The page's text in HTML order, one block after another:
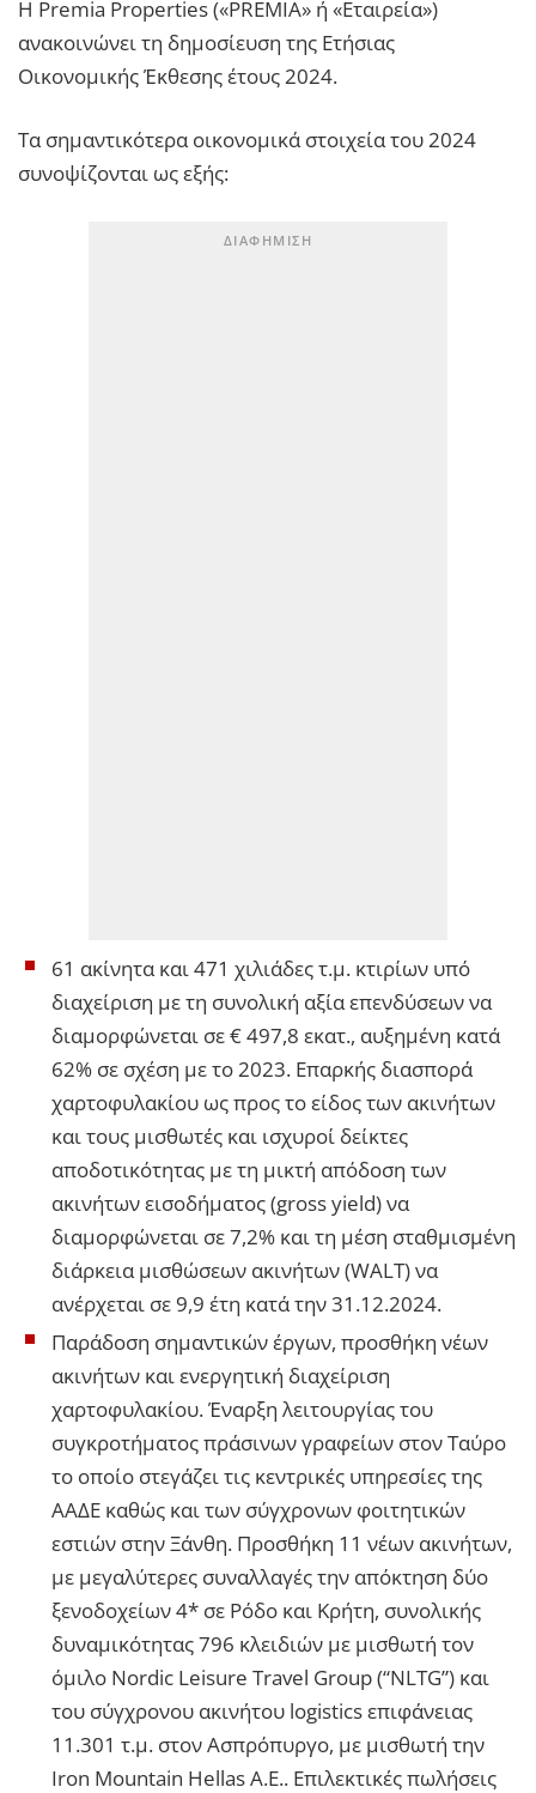
Η Premia Properties («PREMIA» ή «Εταιρεία»)
ανακοινώνει τη δημοσίευση της Ετήσιας
Οικονομικής Έκθεσης έτους 2024.
Τα σημαντικότερα οικονομικά στοιχεία του 2024
συνοψίζονται ως εξής:
61 ακίνητα και 471 χιλιάδες τ.μ. κτιρίων υπό
διαχείριση με τη συνολική αξία επενδύσεων να
διαμορφώνεται σε € 497,8 εκατ., αυξημένη κατά
62% σε σχέση με το 2023. Επαρκής διασπορά
χαρτοφυλακίου ως προς το είδος των ακινήτων
και τους μισθωτές και ισχυροί δείκτες
αποδοτικότητας με τη μικτή απόδοση των
ακινήτων εισοδήματος (gross yield) να
διαμορφώνεται σε 7,2% και τη μέση σταθμισμένη
διάρκεια μισθώσεων ακινήτων (WALT) να
ανέρχεται σε 9,9 έτη κατά την 31.12.2024.
Παράδοση σημαντικών έργων, προσθήκη νέων
ακινήτων και ενεργητική διαχείριση
χαρτοφυλακίου. Έναρξη λειτουργίας του
συγκροτήματος πράσινων γραφείων στον Ταύρο
το οποίο στεγάζει τις κεντρικές υπηρεσίες της
ΑΑΔΕ καθώς και των σύγχρονων φοιτητικών
εστιών στην Ξάνθη. Προσθήκη 11 νέων ακινήτων,
με μεγαλύτερες συναλλαγές την απόκτηση δύο
ξενοδοχείων 4* σε Ρόδο και Κρήτη, συνολικής
δυναμικότητας 796 κλειδιών με μισθωτή τον
όμιλο Nordic Leisure Travel Group (“NLTG”) και
του σύγχρονου ακινήτου logistics επιφάνειας
11.301 τ.μ. στον Ασπρόπυργο, με μισθωτή την
Iron Mountain Hellas A.E.. Επιλεκτικές πωλήσεις